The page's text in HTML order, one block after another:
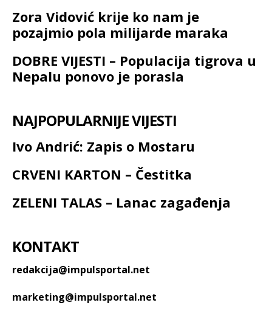
Zora Vidović krije ko nam je
pozajmio pola milijarde maraka
DOBRE VIJESTI – Populacija tigrova u
Nepalu ponovo je porasla
NAJPOPULARNIJE VIJESTI
Ivo Andrić: Zapis o Mostaru
CRVENI KARTON – Čestitka
ZELENI TALAS – Lanac zagađenja
KONTAKT
redakcija@impulsportal.net
marketing@impulsportal.net